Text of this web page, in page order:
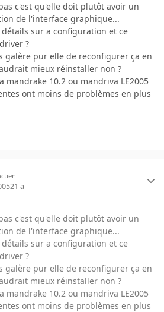
c'est qu'elle doit plutôt avoir un
de l'interface graphique...
sur a configuration et ce
?
galère pur elle de reconfigurer ça en
mieux réinstaller non ?
mandrake 10.2 ou mandriva LE2005
ont moins de problèmes en plus
21 a
c'est qu'elle doit plutôt avoir un
de l'interface graphique...
sur a configuration et ce
?
galère pur elle de reconfigurer ça en
mieux réinstaller non ?
mandrake 10.2 ou mandriva LE2005
ont moins de problèmes en plus